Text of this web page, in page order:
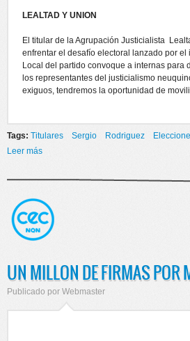
LEALTAD Y UNION
El titular de la Agrupación Justicialista
enfrentar el desafío electoral lanzado por
Local del partido convoque a internas
los representantes del justicialismo
exiguos, tendremos la oportunidad de
Tags: Titulares Sergio Rodriguez
Leer más
UN MILLON DE FIRMAS POR
Publicado por Webmaster